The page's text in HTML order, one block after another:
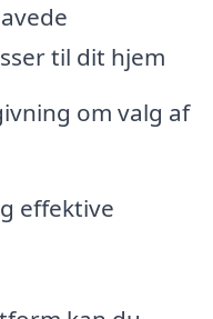
til dit hjem
om valg af
effektive